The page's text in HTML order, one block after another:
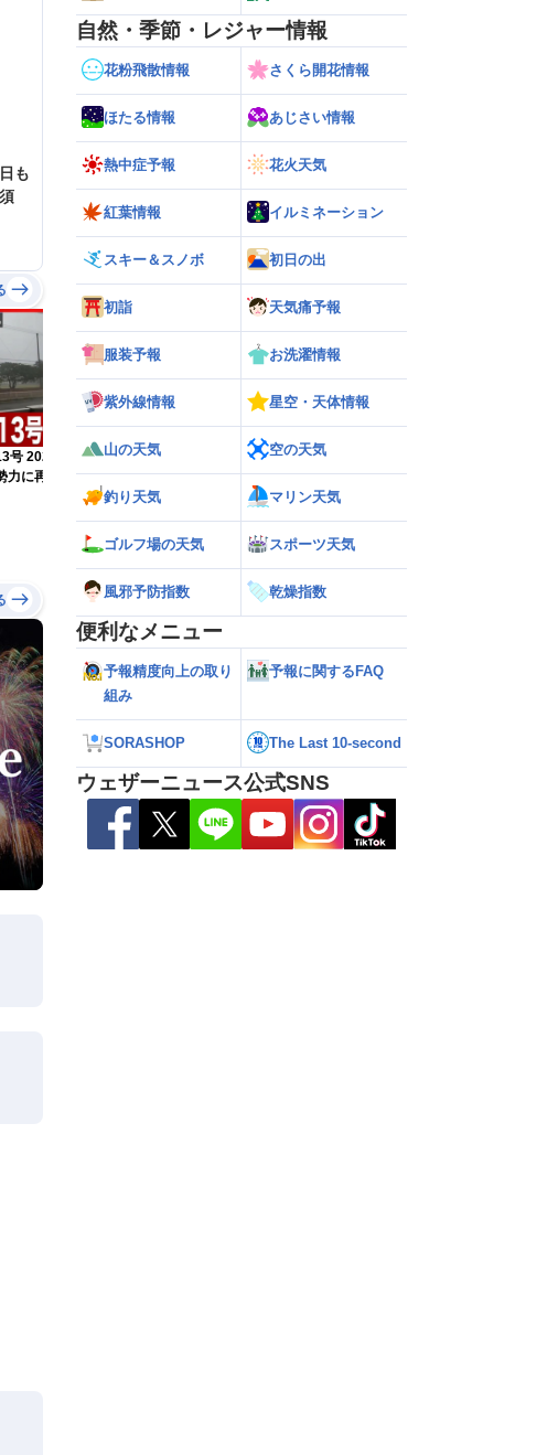
も
号 2026】沖縄付近で「非常に
力に再発達 荒天に厳重警戒を
時最新情報）
【台風15号 2026】来週は北日本や東日
本に接近する可能性／ウェザーニュース
気象予報士解説（7日16時更新）
自然・季節・レジャー情報
花粉飛散情報 さくら開花情報
ほたる情報 あじさい情報
熱中症予報 花火天気
紅葉情報 イルミネーション
スキー＆スノボ 初日の出
初詣 天気痛予報
服装予報 お洗濯情報
紫外線情報 星空・天体情報
山の天気 空の天気
釣り天気 マリン天気
ゴルフ場の天気 スポーツ天気
風邪予防指数 乾燥指数
便利なメニュー
予報精度向上の取り
組み
予報に関するFAQ
SORASHOP The Last 10-second
ウェザーニュース公式SNS